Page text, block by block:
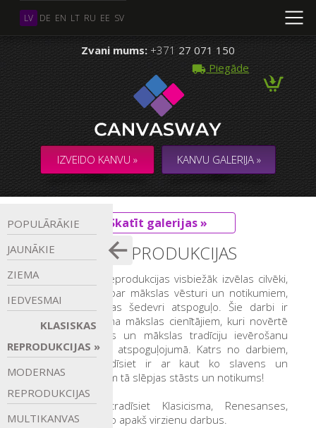
LV DE EN LT RU EE SV
Zvani mums: +371 27 071 150
Piegāde
IZVEIDO KANVU » KANVU GALERIJA »
POPULĀRĀKIE
JAUNĀKIE
ZIEMA
IEDVESMAI
KLASISKAS
REPRODUKCIJAS
MODERNAS
REPRODUKCIJAS
MULTIKANVAS
Skatīt galerijas »
KLASISKAS REPRODUKCIJAS
Klasisku darbu reprodukcijas visbiežāk izvēlas cilvēki,
kuri interesējas par mākslas vēsturi un notikumiem,
kurus šie mākslas šedevri atspoguļo. Šie darbi ir
pirms-modernisma mākslas cienītājiem, kuri novērtē
klasiskas vērtības un mākslas tradīciju ievērošanu
precīzā Pasaules atspoguļojumā. Katrs no darbiem,
kurus šeit atradīsiet ir ar kaut ko slavens un
atpazīstams... zem tā slēpjas stāsts un notikums!
Šajā galerijā atradīsiet Klasicisma, Renesanses,
Romantisma un to apakš virzienu darbus.